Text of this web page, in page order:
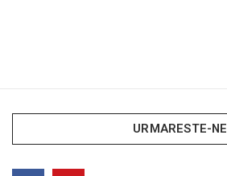
URMARESTE-NE